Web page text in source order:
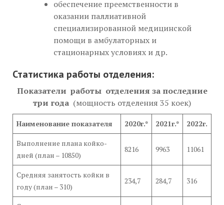
обеспечение преемственности в
оказании паллиативной
специализированной медицинской
помощи в амбулаторных и
стационарных условиях и др.
Статистика работы отделения:
Показатели работы отделения за последние
три года (мощность отделения 35 коек)
Наименование показателя 2020г.* 2021г.* 2022г.
Выполнение плана койко-
дней (план – 10850)
8216 9963 11061
Средняя занятость койки в
году (план – 310)
234,7 284,7 316